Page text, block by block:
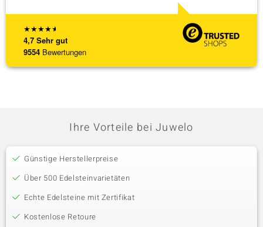
★★★★★
4,7 Sehr gut
9554 Bewertungen
Ihre Vorteile bei Juwelo
Günstige Herstellerpreise
Über 500 Edelsteinvarietäten
Echte Edelsteine mit Zertifikat
Kostenlose Retoure